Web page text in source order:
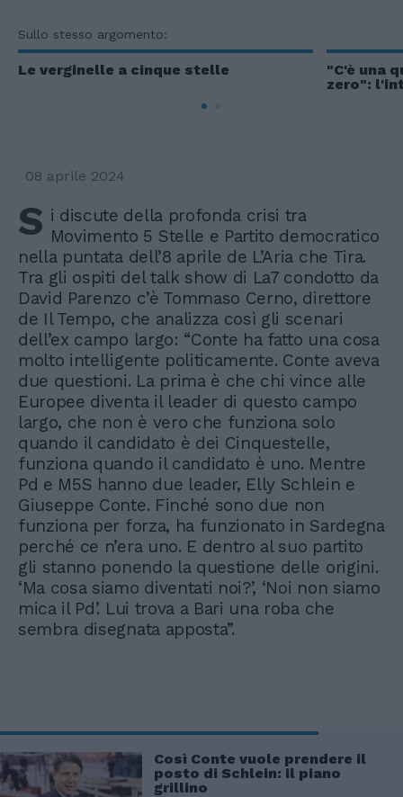
Sullo stesso argomento:
Le verginelle a cinque stelle
"C'è una
zero":
08 aprile 2024
S i discute della profonda crisi tra
Movimento 5 Stelle e Partito democratico
nella puntata dell’8 aprile de L’Aria che Tira.
Tra gli ospiti del talk show di La7 condotto da
David Parenzo c’è Tommaso Cerno, direttore
de Il Tempo, che analizza così gli scenari
dell’ex campo largo: “Conte ha fatto una cosa
molto intelligente politicamente. Conte aveva
due questioni. La prima è che chi vince alle
Europee diventa il leader di questo campo
largo, che non è vero che funziona solo
quando il candidato è dei Cinquestelle,
funziona quando il candidato è uno. Mentre
Pd e M5S hanno due leader, Elly Schlein e
Giuseppe Conte. Finché sono due non
funziona per forza, ha funzionato in Sardegna
perché ce n’era uno. E dentro al suo partito
gli stanno ponendo la questione delle origini.
‘Ma cosa siamo diventati noi?’, ‘Noi non siamo
mica il Pd’. Lui trova a Bari una roba che
sembra disegnata apposta”.
Così Conte vuole prendere il
posto di Schlein: il piano
grillino